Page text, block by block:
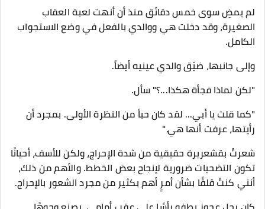
لم يمضِ سوى خمس دقائق منذ أن أنهت لعبة العقاب
الصغيرة، وقد دخلت هي ووالدي بالفعل في وضع الاستجواب
الكامل.
وإلى جانبها، ضيّق والدي عينيه أيضاً.
"لكن لماذا فجأة هكذا...؟" سأل.
"كما قلت يا أبي... لقد كان حباً من النظرة الأولى. بمجرد أن
رأيتها، عرفت أنها هي."
شعرتُ بقشعريرة حقيقية من شدة الإحراج، ولكن للأسف، أحيانًا
تكون التضحيات ضرورية لإنجاح بعض الخطط. والأهم من ذلك،
أنني كنتُ قلقًا بشأن أمرٍ أهم بكثير من مجرد الشعور بالإحراج.